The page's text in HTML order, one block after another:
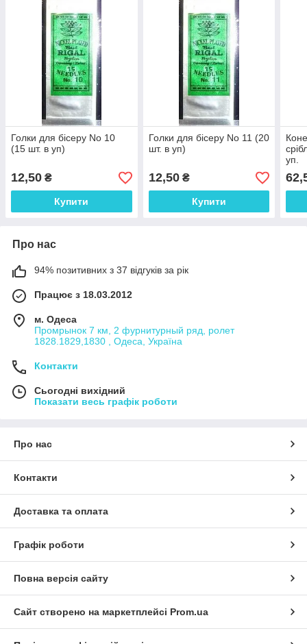
Голки для бісеру No 10
(15 шт. в уп)
12,50 ₴
Купити
Голки для бісеру No 11 (20
шт. в уп)
12,50₴
Купити
уп.
Про нас
94% позитивних з 37 відгуків за рік
Працює з 18.03.2012
м. Одеса
Промрынок 7 км, 2 фурнитурный ряд, ролет
1828.1829,1830 , Одеса, Україна
Контакти
Сьогодні вихідний
Показати весь графік роботи
Про нас
Контакти
Доставка та оплата
Графік роботи
Повна версія сайту
Сайт створено на маркетплейсі Prom.ua